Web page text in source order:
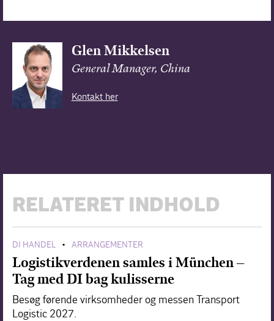
Glen Mikkelsen
General Manager, China
Kontakt her
RELATERET INDHOLD
DI HANDEL • ARRANGEMENTER
Logistikverdenen samles i München –
Tag med DI bag kulisserne
Besøg førende virksomheder og messen Transport
Logistic 2027.